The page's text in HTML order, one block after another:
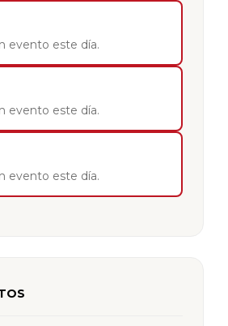
evento este día.
evento este día.
evento este día.